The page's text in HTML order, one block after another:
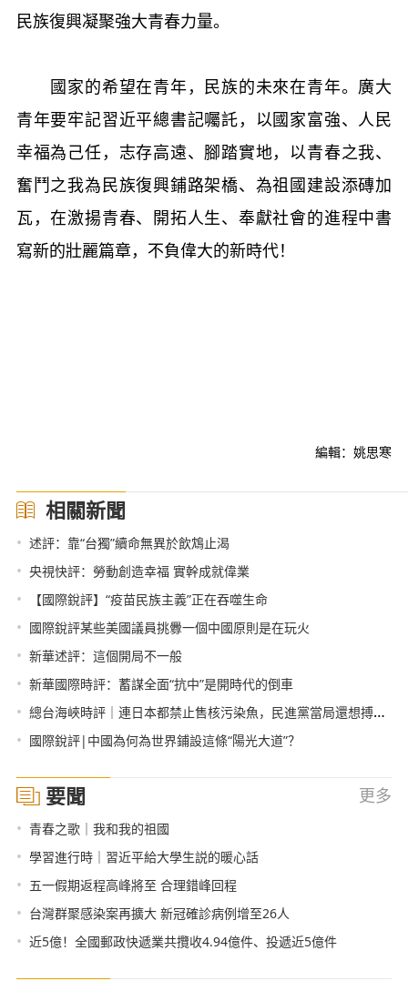
民族復興凝聚強大青春力量。
國家的希望在青年，民族的未來在青年。廣大
青年要牢記習近平總書記囑託，以國家富強、人民
幸福為己任，志存高遠、腳踏實地，以青春之我、
奮鬥之我為民族復興鋪路架橋、為祖國建設添磚加
瓦，在激揚青春、開拓人生、奉獻社會的進程中書
寫新的壯麗篇章，不負偉大的新時代！
編輯：姚思寒
相關新聞
• 述評：靠“台獨”續命無異於飲鴆止渴
• 央視快評：勞動創造幸福 實幹成就偉業
• 【國際銳評】“疫苗民族主義”正在吞噬生命
• 國際銳評某些美國議員挑釁一個中國原則是在玩火
• 新華述評：這個開局不一般
• 新華國際時評：蓄謀全面“抗中”是開時代的倒車
• 總台海峽時評｜連日本都禁止售核污染魚，民進黨當局還想搏命獻媚？
• 國際銳評|中國為何為世界鋪設這條“陽光大道”？
要聞 更多
• 青春之歌｜我和我的祖國
• 學習進行時｜習近平給大學生説的暖心話
• 五一假期返程高峰將至 合理錯峰回程
• 台灣群聚感染案再擴大 新冠確診病例增至26人
• 近5億！全國郵政快遞業共攬收4.94億件、投遞近5億件